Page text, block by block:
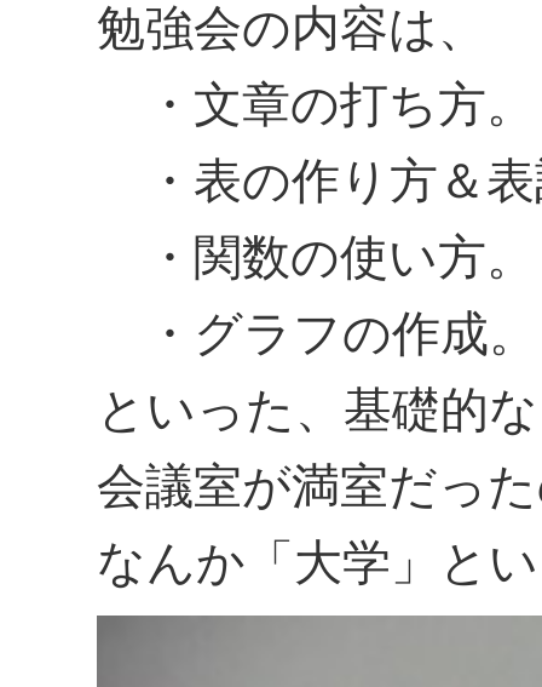
勉強会の内容は、
・文章の打ち方。
・表の作り方＆表
・関数の使い方。
・グラフの作成。
といった、基礎的
会議室が満室だっ
なんか「大学」と